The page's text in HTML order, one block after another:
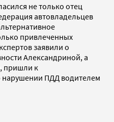
не только отец
автовладельцев
привлеченных
заявили о
Александриной, а
пришли к
ПДД водителем